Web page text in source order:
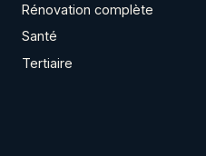
Rénovation complète
Santé
Tertiaire